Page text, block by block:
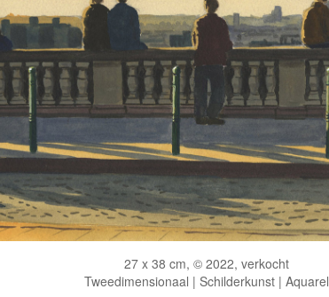
27 x 38 cm, © 2022, verkocht
Tweedimensionaal | Schilderkunst | Aquarel